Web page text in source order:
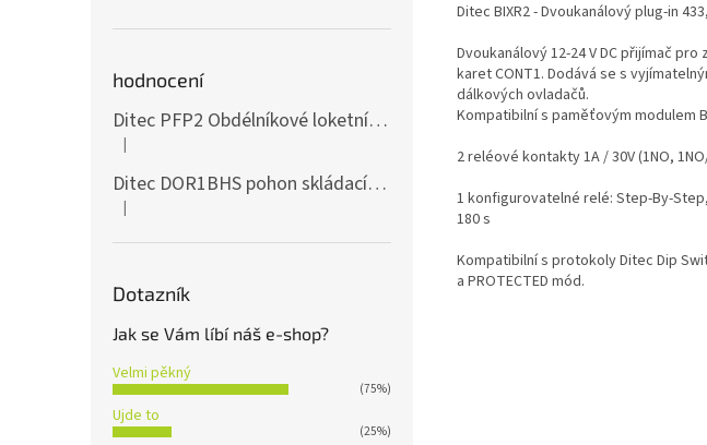
hodnocení
Ditec PFP2 Obdélníkové loketní tlačítko z nerezové oceli
Hodnocení produktu je 5 z 5 hvězdiček.
|
Ditec DOR1BHS pohon skládacích vrat IP55
Hodnocení produktu je 4 z 5 hvězdiček.
|
Dotazník
Jak se Vám líbí náš e-shop?
Velmi pěkný
(75%)
Ujde to
(25%)
Ditec BIXR2 - Dvoukanálový plug-in
Dvoukanálový 12-24 V DC přijímač
karet CONT1. Dodává se s
dálkových ovladačů.
Kompatibilní s paměťovým modulem
2 reléové kontakty 1A / 30V (1NO,
1 konfigurovatelné relé: Step-By-
180 s
Kompatibilní s protokoly Ditec Dip
a PROTECTED mód.